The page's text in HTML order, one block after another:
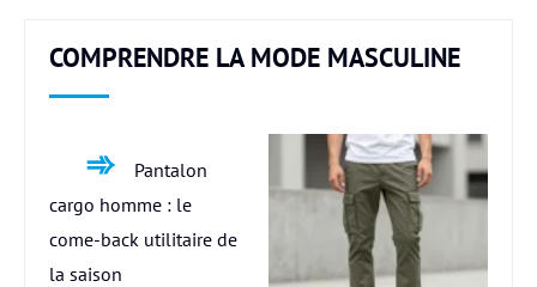
COMPRENDRE LA MODE MASCULINE
Pantalon
cargo homme : le
come-back utilitaire de
la saison